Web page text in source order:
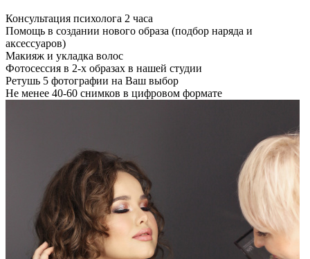
Консультация психолога 2 часа
Помощь в создании нового образа (подбор наряда и
аксессуаров)
Макияж и укладка волос
Фотосессия в 2-х образах в нашей студии
Ретушь 5 фотографии на Ваш выбор
Не менее 40-60 снимков в цифровом формате